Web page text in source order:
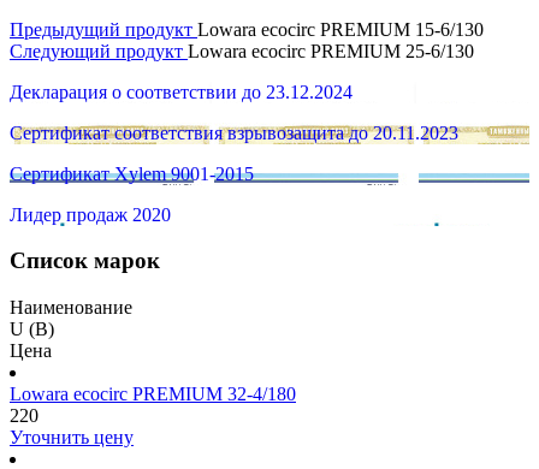
Предыдущий продукт Lowara ecocirc PREMIUM 15-6/130
Следующий продукт Lowara ecocirc PREMIUM 25-6/130
Декларация о соответствии до 23.12.2024
Сертификат соответствия взрывозащита до 20.11.2023
Сертификат Xylem 9001-2015
Лидер продаж 2020
Список марок
Наименование
U (В)
Цена
Lowara ecocirc PREMIUM 32-4/180
220
Уточнить цену